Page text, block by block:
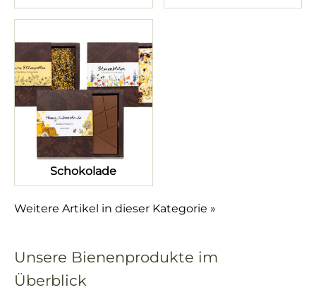
Schokolade
Weitere Artikel in dieser Kategorie »
Unsere Bienenprodukte im
Überblick